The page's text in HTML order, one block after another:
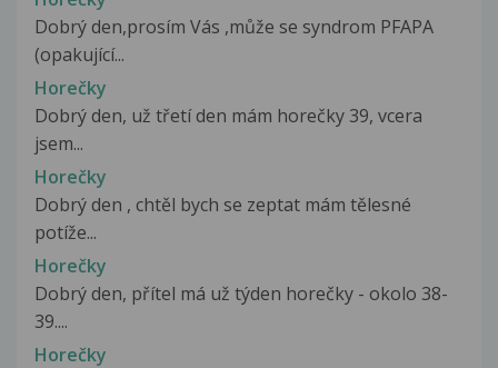
Dobrý den,prosím Vás ,může se syndrom PFAPA
(opakující...
Horečky
Dobrý den, už třetí den mám horečky 39, vcera
jsem...
Horečky
Dobrý den , chtěl bych se zeptat mám tělesné
potíže...
Horečky
Dobrý den, přítel má už týden horečky - okolo 38-
39....
Horečky